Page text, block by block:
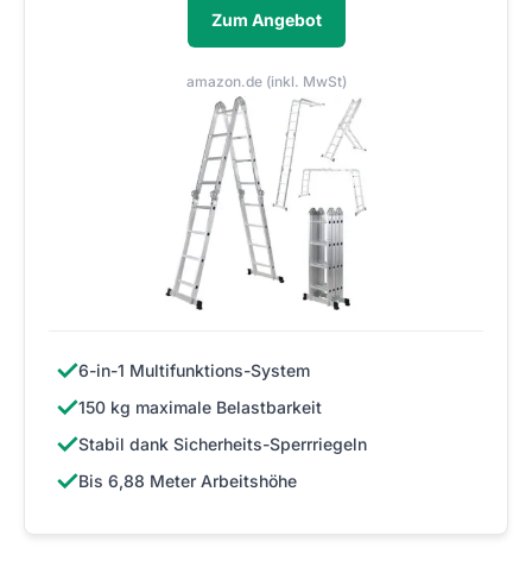
Zum Angebot
amazon.de (inkl. MwSt)
✓6-in-1 Multifunktions-System
✓150 kg maximale Belastbarkeit
✓Stabil dank Sicherheits-Sperrriegeln
✓Bis 6,88 Meter Arbeitshöhe